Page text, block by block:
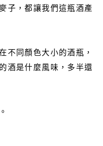
子，都讓我們這瓶酒產
不同顏色大小的酒瓶，
酒是什麼風味，多半還